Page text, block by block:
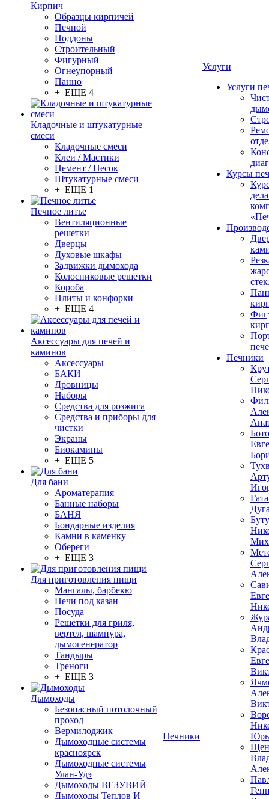
Кирпич
Образцы кирпичей
Печной
Поддоны
Строительный
Фигурный
Огнеупорный
Панно
+ ЕЩЕ 4
Кладочные и штукатурные
смеси
Кладочные смеси
Клеи / Мастики
Цемент / Песок
Штукатурные смеси
+ ЕЩЕ 1
Печное литье
Вентиляционные
решетки
Дверцы
Духовые шкафы
Задвижки дымохода
Колосниковые решетки
Короба
Плиты и конфорки
+ ЕЩЕ 4
Аксессуары для печей и
каминов
Аксессуары
БАКИ
Дровницы
Наборы
Средства для розжига
Средства и приборы для
чистки
Экраны
Биокамины
+ ЕЩЕ 5
Для бани
Ароматерапия
Банные наборы
БАНЯ
Бондарные изделия
Камни в каменку
Обереги
+ ЕЩЕ 3
Для приготовления пищи
Мангалы, барбекю
Печи под казан
Посуда
Решетки для гриля,
вертел, шампура,
дымогенератор
Тандыры
Треноги
+ ЕЩЕ 3
Дымоходы
Безопасный потолочный
проход
Вермилоджик
Дымоходные системы
красноярск
Дымоходные системы
Улан-Удэ
Дымоходы ВЕЗУВИЙ
Дымоходы Теплов И
Печники
Услуги
Услуги
Курсы
Печники